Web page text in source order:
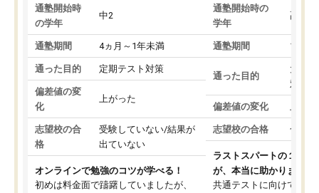
通塾開始時
の学年
中2
通塾期間 4ヵ月～1年未満
通った目的 定期テスト対策
偏差値の変
化
上がった
志望校の合
格
受験していない/結果が
出ていない
オンラインで勉強のコツが学べる！
初めは料金面で躊躇していましたが、
通塾開始時の
学年
高3
通塾期間 1～3
通った目的
大学
対策
偏差値の変化 上が
志望校の合格 合格
ラストスパートの１か月
が、本当に助かりました
共通テストに向けての追